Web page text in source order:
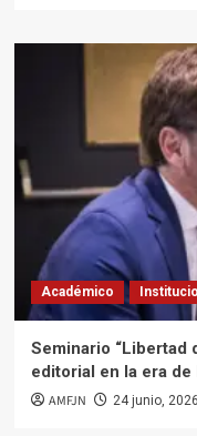
Académico
Seminario “Libertad
editorial en la era de
AMFJN 24 junio, 2026